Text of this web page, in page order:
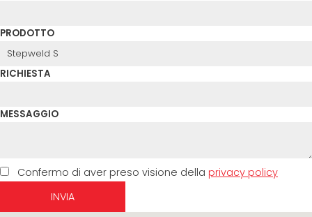
PRODOTTO
RICHIESTA
MESSAGGIO
Confermo di aver preso visione della privacy policy
INVIA